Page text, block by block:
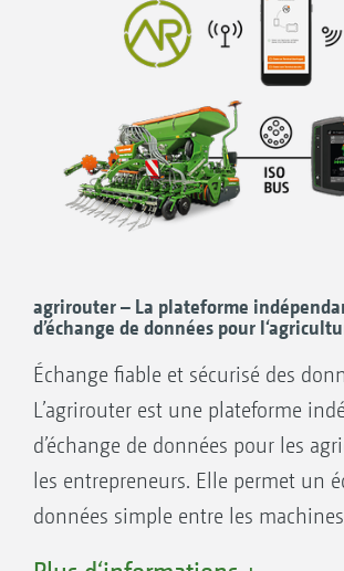
Plus de confort et moins de
Augmentation de la précision,
nuit ou à des vitesses plus
Moins de chevauchement et de
Economie d‘intrants
réduction des impacts
GPS-Switch
Avec la coupure automatique de
GPS-Switch, AMAZONE propose
de tronçons entièrement
GPS pour tous les terminaux
agrirouter – La plateforme
d’échange de données pour
Échange fiable et sécurisé des
L’agrirouter est une plateforme
d’échange de données pour les
les entrepreneurs. Elle permet un
données simple entre les